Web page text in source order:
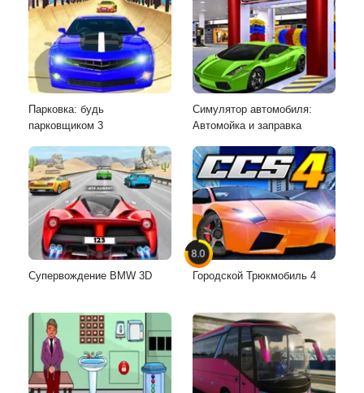
Парковка: будь
парковщиком 3
Симулятор автомобиля:
Автомойка и заправка
Супервождение BMW 3D
8.0
Городской Трюкмобиль 4